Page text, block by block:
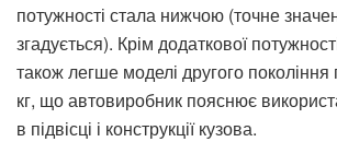
потужності стала нижчою (точне
згадується). Крім додаткової
також легше моделі другого
кг, що автовиробник пояснює
в підвісці і конструкції кузова.